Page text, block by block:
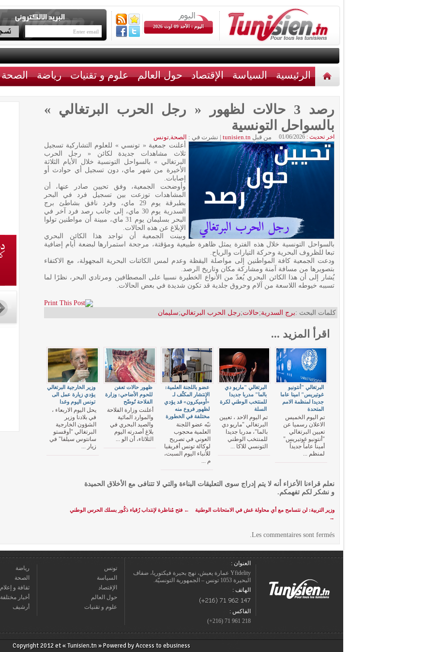
اليوم : الأحد 09 اوت 2026
الرئيسية السياسة الإقتصاد حول العالم علوم و تقنيات رياضة الصحة
رصد 3 حالات لظهور « رجل الحرب البرتغالي »
بالسواحل التونسية
اخر تحديث : 01/06/2026 من قبلtunisien.tn
| نشرت في : الصحة,تونس
أعلنت جمعية « تونسي » للعلوم التشاركية تسجيل
ثلاث مشاهدات جديدة لكائن « رجل الحرب
البرتغالي » بالسواحل التونسية خلال الأيام الثلاثة
الأخيرة من شهر ماي، دون تسجيل أي حوادث أو
إصابات.
وأوضحت الجمعية، وفق تحيين صادر عنها، أن
المشاهدات توزعت بين تسجيل فرد في البحر
بطبرقة يوم 29 ماي، وفرد نافق بشاطئ برج
السدرية يوم 30 ماي، إلى جانب رصد فرد آخر في
البحر بسليمان يوم 31 ماي، مبينة أن مواطنين تولوا
الإبلاغ عن هذه الحالات.
وبينت الجمعية أن تواجد هذا الكائن البحري
بالسواحل التونسية خلال هذه الفترة يمثل ظاهرة طبيعية ومؤقتة، مرجحة استمرارها لبضعة أيام إضافية
تبعا للظروف البحرية وحركة التيارات والرياح.
ودعت الجمعية كافة المواطنين إلى مواصلة اليقظة وعدم لمس الكائنات البحرية المجهولة، مع الاكتفاء
بتصويرها من مسافة آمنة ومشاركة مكان وتاريخ الرصد.
يُشار إلى أن هذا الكائن البحري يُعدّ من الأنواع الخطيرة نسبيا على المصطافين ومرتادي البحر، نظرًا لما
تسببه خيوطه اللاسعة من آلام وحروق جلدية قد تكون شديدة في بعض الحالات.
كلمات البحث :برج السدرية;حالات;رجل الحرب البرتغالي;سليمان
اقرأ المزيد ...
وزير الخارجية البرتغالي
يؤدي زيارة عمل الى
تونس اليوم وغدا
يحل اليوم الاربعاء ،
في بلادنا وزير
الشؤون الخارجية
البرتغالي "أوقستو
سانتوس سيلفا" في
زيار ...
ظهور حالات تعفن
للحوم الأضاحي: وزارة
الفلاحة تُوضّح
أعلنت وزارة الفلاحة
والموارد المائية
والصيد البحري في
بلاغ أصدرته اليوم
الثلاثاء، أن الو ...
عضو باللجنة العلمية:
الإنتشار المكثّف لـ
«أوميكرون» قد يؤدي
لظهور فروع منه
مختلفة في الخطورة
نبّه عضو اللجنة
العلمية محجوب
العوني في تصريح
لوكالة تونس أفريقيا
للأنباء اليوم السبت،
م ...
البرتغالي "ماريو دي
بالما" مدربا جديدا
للمنتخب الوطني لكرة
السلة
تم اليوم الاحد ، تعيين
البرتغالي "ماريو دي
بالما"، مدربا جديدا
للمنتخب الوطني
التونسي للاكا ...
البرتغالي "أنتونيو
غوتيريس" امينا عاما
جديدا لمنظمة الامم
المتحدة
تم اليوم الخميس
الاعلان رسميا عن
تعيين البرتغالي
"أنتونيو غوتيريس"
أميناً عاماً جديداً
لمنظم ...
نعلم قراءنا الأعزاء أنه لا يتم إدراج سوى التعليقات البناءة والتي لا تتنافى مع الأخلاق الحميدة
و نشكر لكم تفهمكم.
← فتح مُناظرة لإنتداب رُقباء ذكُور بسلك الحرس الوطني
وزير التربية: لن نتسامح مع أي محاولة غش في الامتحانات الوطنية
→
Les commentaires sont fermés.
العنوان :
Yfidelity عمارة يعيش، نهج بحيرة فيكتوريا، ضفاف
البحيرة 1053 تونس – الجمهورية التونسيّة.
الهاتف :
الفاكس :
218 961 71 (216+)
تونس
السياسة
الإقتصاد
حول العالم
علوم و تقنيات
رياضة
الصحة
ثقافة و إعلام
أخبار مختلفة
أرشيف
Copyright 2012 et « Tunisien.tn » Powered byAccess to ebusiness